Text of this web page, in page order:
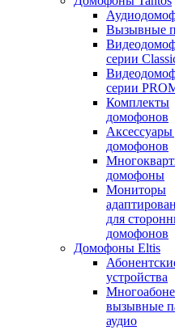
Вызывные
серии
серии
Комплекты
домофонов
Аксессуары
домофонов
домофоны
Мониторы
для
домофонов
Домофоны Eltis
устройства
вызывные
аудио